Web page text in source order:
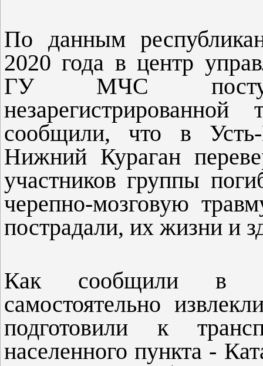
По данным
2020 года в центр
ГУ МЧС
сообщили, что в
Нижний Кураган
участников группы
черепно-мозговую
пострадали, их жизни и
Как сообщили в
самостоятельно
подготовили к
населенного пункта -